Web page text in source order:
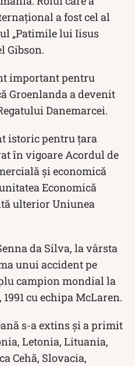
a fost cel al
„Patimile lui Iisus
Gibson.
important pentru
Groenlanda a devenit
Danemarcei.
istoric pentru țara
în vigoare Acordul de
și economică
Economică
ulterior Uniunea
da Silva, la vârsta
unui accident pe
campion mondial la
1991 cu echipa McLaren.
s-a extins și a primit
Letonia, Lituania,
Cehă, Slovacia,